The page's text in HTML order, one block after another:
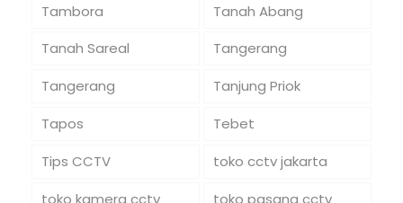
Tambora
Tanah Abang
Tanah Sareal
Tangerang
Tangerang
Tanjung Priok
Tapos
Tebet
Tips CCTV
toko cctv jakarta
toko kamera cctv
toko pasang cctv